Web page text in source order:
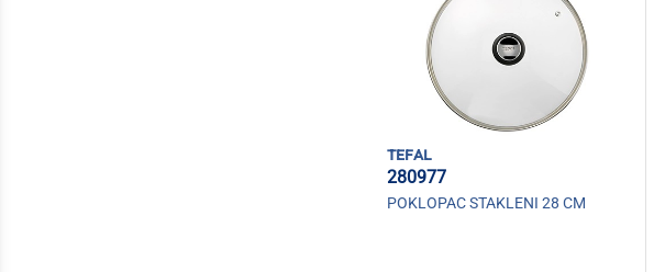
tefal
280977
POKLOPAC STAKLENI 28 CM